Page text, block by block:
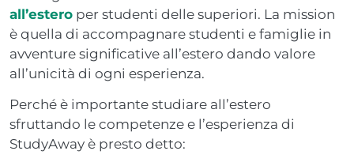
all’estero per studenti delle superiori. La mission
è quella di accompagnare studenti e famiglie in
avventure significative all’estero dando valore
all’unicità di ogni esperienza.
Perché è importante studiare all’estero
sfruttando le competenze e l’esperienza di
StudyAway è presto detto: